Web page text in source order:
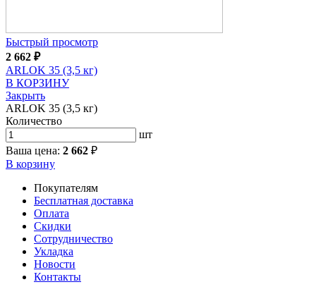
Быстрый просмотр
2 662 ₽
ARLOK 35 (3,5 кг)
В КОРЗИНУ
Закрыть
ARLOK 35 (3,5 кг)
Количество
шт
Ваша цена: 2 662 ₽
В корзину
Покупателям
Бесплатная доставка
Оплата
Скидки
Сотрудничество
Укладка
Новости
Контакты